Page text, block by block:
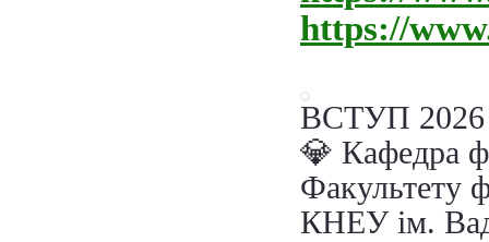
https://
ВСТУП 2026
💎 Кафедра
Факультету
КНЕУ ім.